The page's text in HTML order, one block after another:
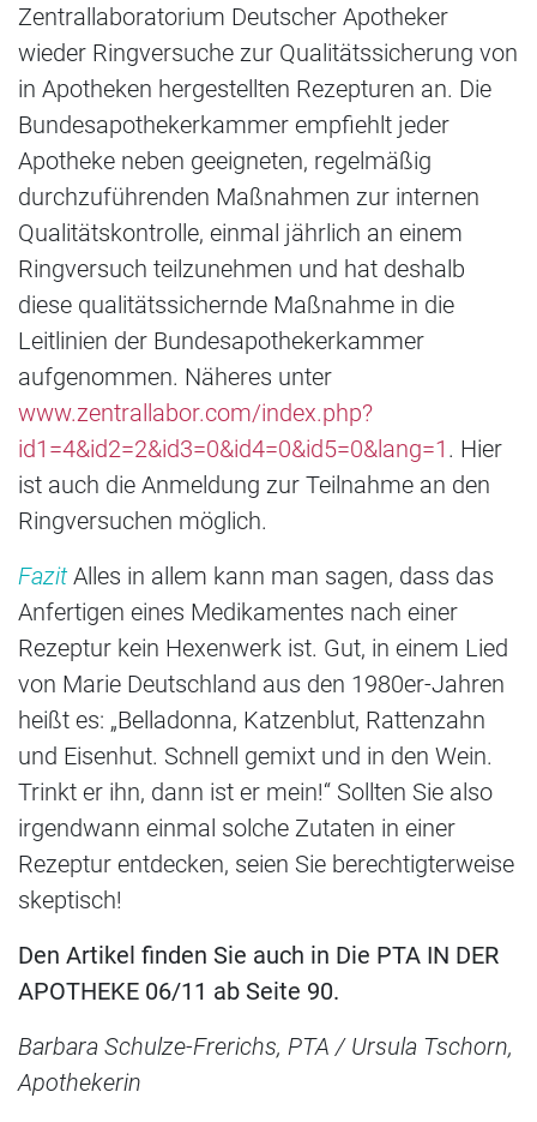
Zentrallaboratorium Deutscher Apotheker
wieder Ringversuche zur Qualitätssicherung von
in Apotheken hergestellten Rezepturen an. Die
Bundesapothekerkammer empfiehlt jeder
Apotheke neben geeigneten, regelmäßig
durchzuführenden Maßnahmen zur internen
Qualitätskontrolle, einmal jährlich an einem
Ringversuch teilzunehmen und hat deshalb
diese qualitätssichernde Maßnahme in die
Leitlinien der Bundesapothekerkammer
aufgenommen. Näheres unter
www.zentrallabor.com/index.php?
id1=4&id2=2&id3=0&id4=0&id5=0&lang=1 . Hier
ist auch die Anmeldung zur Teilnahme an den
Ringversuchen möglich.
FazitAlles in allem kann man sagen, dass das
Anfertigen eines Medikamentes nach einer
Rezeptur kein Hexenwerk ist. Gut, in einem Lied
von Marie Deutschland aus den 1980er-Jahren
heißt es: „Belladonna, Katzenblut, Rattenzahn
und Eisenhut. Schnell gemixt und in den Wein.
Trinkt er ihn, dann ist er mein!“ Sollten Sie also
irgendwann einmal solche Zutaten in einer
Rezeptur entdecken, seien Sie berechtigterweise
skeptisch!
Den Artikel finden Sie auch in Die PTA IN DER
APOTHEKE 06/11 ab Seite 90.
Barbara Schulze-Frerichs, PTA / Ursula Tschorn,
Apothekerin